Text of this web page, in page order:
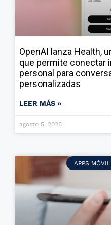
OpenAI lanza Health,
que permite conectar
personal para
personalizadas
LEER MÁS »
agosto 5, 2026
APPS